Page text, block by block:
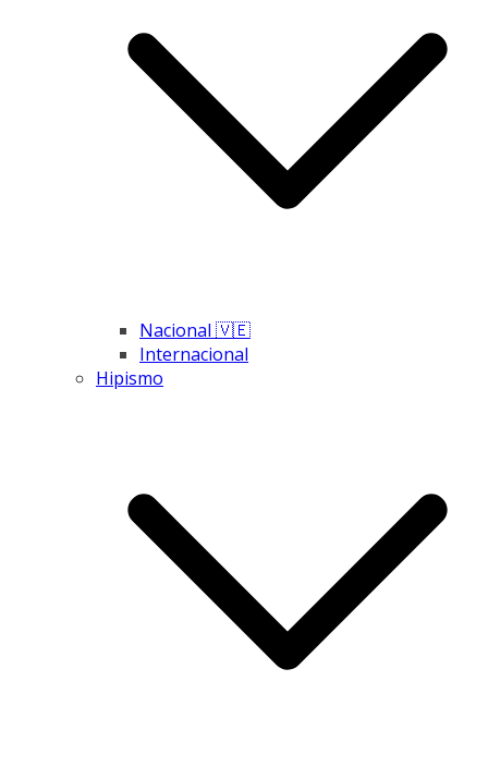
Nacional 🇻🇪
Internacional
Hipismo